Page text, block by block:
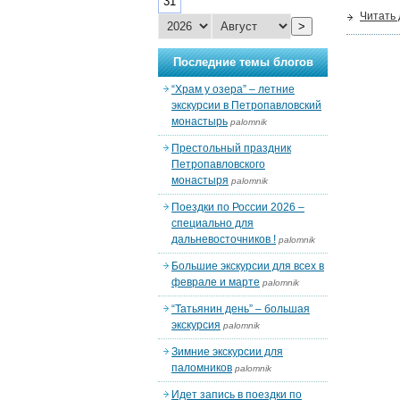
Читать
>
Последние темы блогов
“Храм у озера” – летние
экскурсии в Петропавловский
монастырь palomnik
Престольный праздник
Петропавловского
монастыря palomnik
Поездки по России 2026 –
специально для
дальневосточников ! palomnik
Большие экскурсии для всех в
феврале и марте palomnik
“Татьянин день” – большая
экскурсия palomnik
Зимние экскурсии для
паломников palomnik
Идет запись в поездки по